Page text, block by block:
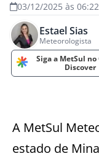
03/12/2025 às 06:22
Estael Sias
Meteorologista
Siga a MetSul no
Discover
A MetSul
estado de